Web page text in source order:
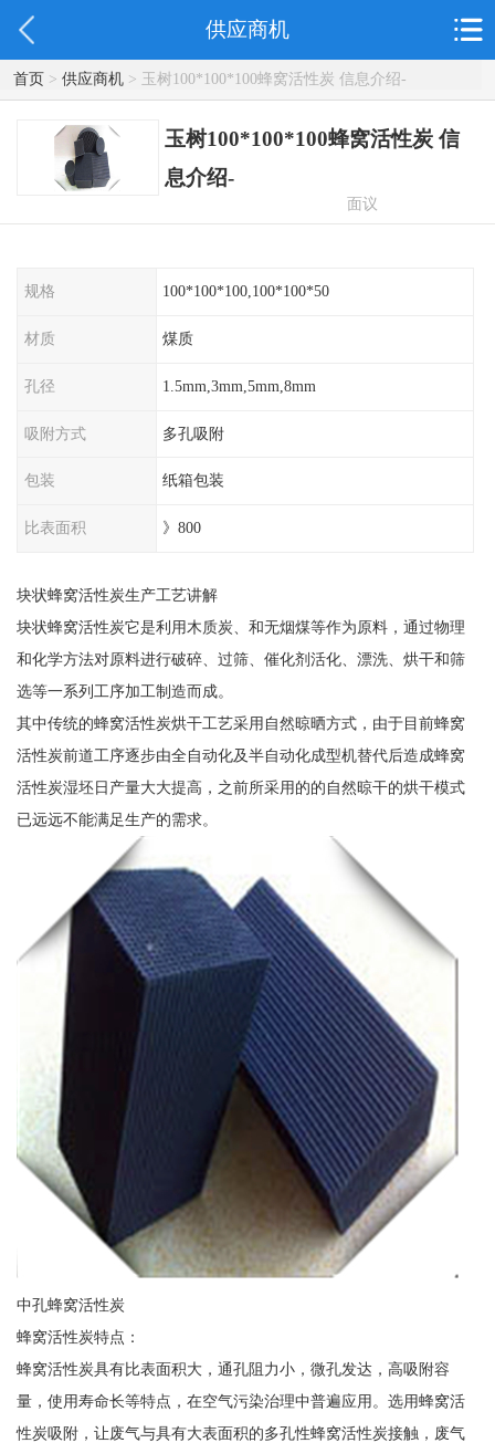
供应商机
首页> 供应商机> 玉树100*100*100蜂窝活性炭 信息介绍-
玉树100*100*100蜂窝活性炭 信
息介绍-
面议
规格 100*100*100,100*100*50
材质 煤质
孔径 1.5mm,3mm,5mm,8mm
吸附方式 多孔吸附
包装 纸箱包装
比表面积 》800
块状蜂窝活性炭生产工艺讲解
块状蜂窝活性炭它是利用木质炭、和无烟煤等作为原料，通过物理
和化学方法对原料进行破碎、过筛、催化剂活化、漂洗、烘干和筛
选等一系列工序加工制造而成。
其中传统的蜂窝活性炭烘干工艺采用自然晾晒方式，由于目前蜂窝
活性炭前道工序逐步由全自动化及半自动化成型机替代后造成蜂窝
活性炭湿坯日产量大大提高，之前所采用的的自然晾干的烘干模式
已远远不能满足生产的需求。
中孔蜂窝活性炭
蜂窝活性炭特点：
蜂窝活性炭具有比表面积大，通孔阻力小，微孔发达，高吸附容
量，使用寿命长等特点，在空气污染治理中普遍应用。选用蜂窝活
性炭吸附，让废气与具有大表面积的多孔性蜂窝活性炭接触，废气